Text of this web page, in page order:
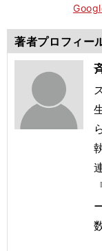
著者プロフィー